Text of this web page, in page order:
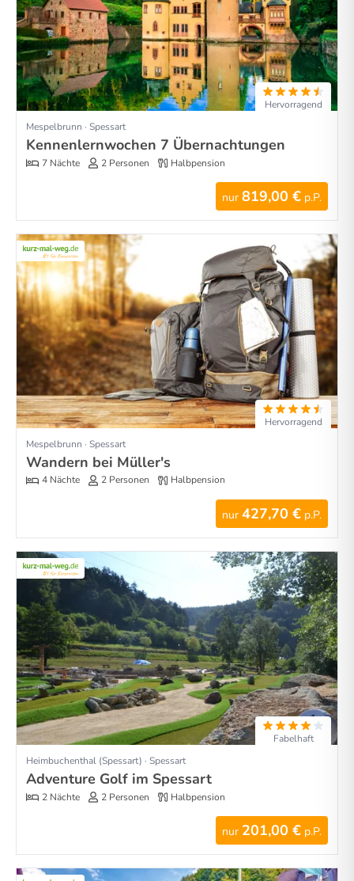
Hervorragend
Mespelbrunn · Spessart
Kennenlernwochen 7 Übernachtungen
7 Nächte 2 Personen Halbpension
nur 819,00 € p.P.
Hervorragend
Mespelbrunn · Spessart
Wandern bei Müller's
4 Nächte 2 Personen Halbpension
nur 427,70 € p.P.
Fabelhaft
Heimbuchenthal (Spessart) · Spessart
Adventure Golf im Spessart
2 Nächte 2 Personen Halbpension
nur 201,00 € p.P.